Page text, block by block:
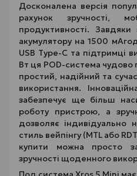
Досконалена версія
рахунок зручності,
продуктивності.
акумулятору на 1500
USB Type-C та підтримці
Вт ця POD-система
простий, надійний та
використання.
забезпечує ще більш
роботу пристрою, а
дозволяє індивідуально
стиль вейпінгу (MTL або
купити можна просто
зручності щоденного